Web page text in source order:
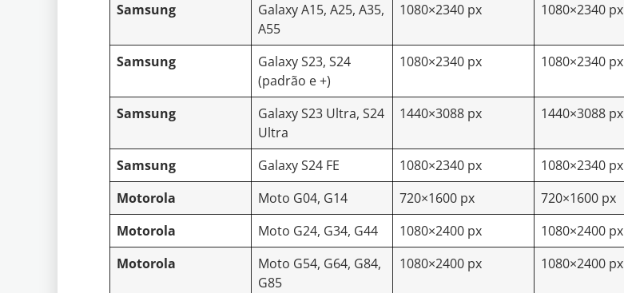
Samsung
Galaxy A15, A25, A35,
A55
1080×2340 px 1080×2340 px
Samsung
Galaxy S23, S24
(padrão e +)
1080×2340 px 1080×2340 px
Samsung
Galaxy S23 Ultra, S24
Ultra
1440×3088 px 1440×3088 px
Samsung Galaxy S24 FE 1080×2340 px
1080×2340 px
Motorola
Moto G04, G14 720×1600 px
720×1600 px
Motorola
Moto G24, G34, G44 1080×2400 px
1080×2400 px
Motorola
Moto G54, G64, G84,
G85
1080×2400 px 1080×2400 px